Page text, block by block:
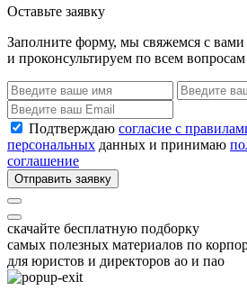
Оставьте заявку
Заполните форму, мы свяжемся с вами
и проконсультируем по всем вопросам
Подтверждаю согласие с
персональных данных и принимаю
соглашение
Отправить заявку
скачайте бесплатную подборку
самых полезных материалов по
для юристов и директоров ао и пао